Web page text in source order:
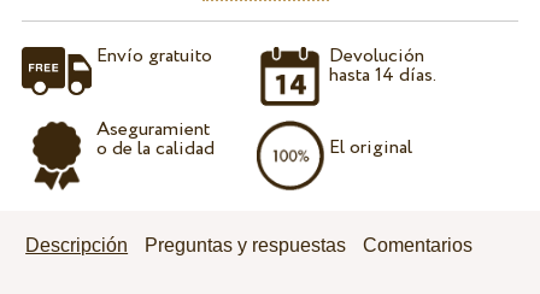
Envío gratuito
Aseguramient
o de la calidad
Devolución
hasta 14 días.
El original
Descripción Preguntas y respuestas Comentarios